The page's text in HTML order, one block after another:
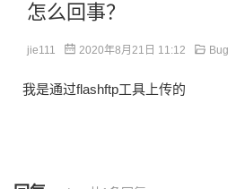
怎么回事？
jie111 2020年8月21日 11:12 Bug
我是通过flashftp工具上传的